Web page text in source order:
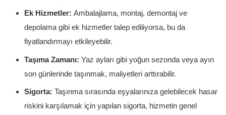
Ek Hizmetler: Ambalajlama, montaj, demontaj ve
depolama gibi ek hizmetler talep ediliyorsa, bu da
fiyatlandırmayı etkileyebilir.
Taşıma Zamanı: Yaz ayları gibi yoğun sezonda veya ayın
son günlerinde taşınmak, maliyetleri arttırabilir.
Sigorta: Taşınma sırasında eşyalarınıza gelebilecek hasar
riskini karşılamak için yapılan sigorta, hizmetin genel